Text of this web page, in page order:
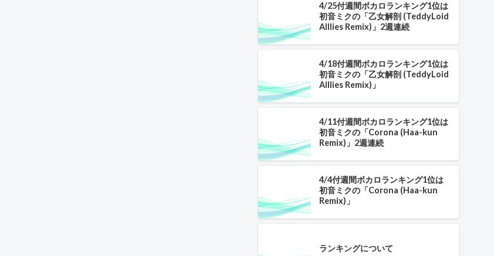
4/25付週間ボカロランキング1位は
初音ミクの「乙女解剖 (TeddyLoid
Alllies Remix)」2週連続
4/18付週間ボカロランキング1位は
初音ミクの「乙女解剖 (TeddyLoid
Alllies Remix)」
4/11付週間ボカロランキング1位は
初音ミクの「Corona (Haa-kun
Remix)」2週連続
4/4付週間ボカロランキング1位は
初音ミクの「Corona (Haa-kun
Remix)」
ランキングについて